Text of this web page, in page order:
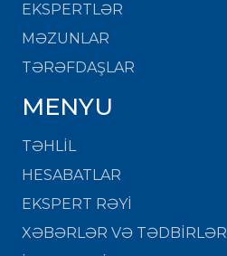
EKSPERTLƏR
MƏZUNLAR
TƏRƏFDAŞLAR
MENYU
TƏHLİL
HESABATLAR
EKSPERT RƏYİ
XƏBƏRLƏR VƏ TƏDBİRLƏR